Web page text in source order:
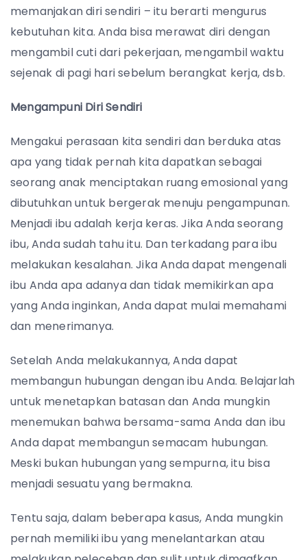
memanjakan diri sendiri – itu berarti mengurus
kebutuhan kita. Anda bisa merawat diri dengan
mengambil cuti dari pekerjaan, mengambil waktu
sejenak di pagi hari sebelum berangkat kerja, dsb.
Mengampuni Diri Sendiri
Mengakui perasaan kita sendiri dan berduka atas
apa yang tidak pernah kita dapatkan sebagai
seorang anak menciptakan ruang emosional yang
dibutuhkan untuk bergerak menuju pengampunan.
Menjadi ibu adalah kerja keras. Jika Anda seorang
ibu, Anda sudah tahu itu. Dan terkadang para ibu
melakukan kesalahan. Jika Anda dapat mengenali
ibu Anda apa adanya dan tidak memikirkan apa
yang Anda inginkan, Anda dapat mulai memahami
dan menerimanya.
Setelah Anda melakukannya, Anda dapat
membangun hubungan dengan ibu Anda. Belajarlah
untuk menetapkan batasan dan Anda mungkin
menemukan bahwa bersama-sama Anda dan ibu
Anda dapat membangun semacam hubungan.
Meski bukan hubungan yang sempurna, itu bisa
menjadi sesuatu yang bermakna.
Tentu saja, dalam beberapa kasus, Anda mungkin
pernah memiliki ibu yang menelantarkan atau